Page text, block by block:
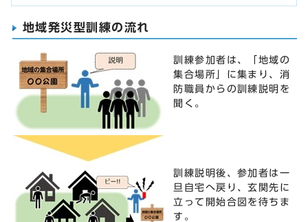
地域発災型訓練の流れ
訓練参加者は、「地域の
集合場所」に集まり、消
防職員からの訓練説明を
聞く。
訓練説明後、参加者は一
旦自宅へ戻り、玄関先に
立って開始合図を待ちま
す。